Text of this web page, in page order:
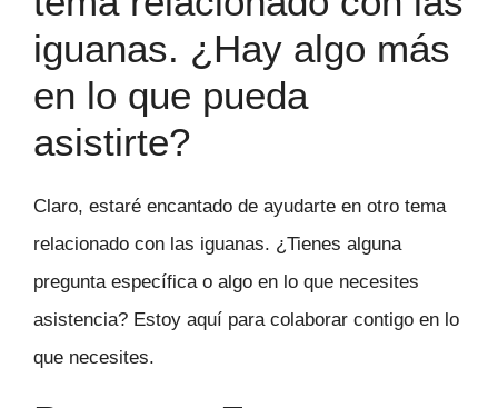
iguanas. ¿Hay algo más
en lo que pueda
asistirte?
Claro, estaré encantado de ayudarte en otro tema
relacionado con las iguanas. ¿Tienes alguna
pregunta específica o algo en lo que necesites
asistencia? Estoy aquí para colaborar contigo en lo
que necesites.